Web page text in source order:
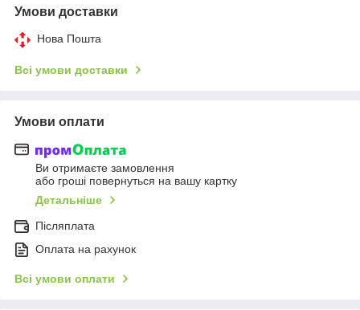
Умови доставки
Нова Пошта
Всі умови доставки
Умови оплати
Ви отримаєте замовлення
або гроші повернуться на вашу картку
Детальніше
Післяплата
Оплата на рахунок
Всі умови оплати